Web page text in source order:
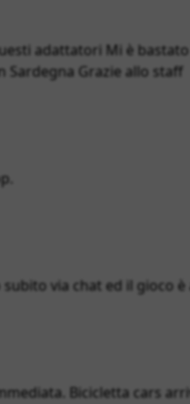
adattatori Mi è
Grazie allo staff
via chat ed il gioco
Bicicletta cars